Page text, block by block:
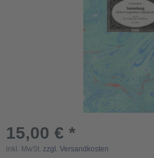
15,00 € *
inkl. MwSt. zzgl. Versandkosten